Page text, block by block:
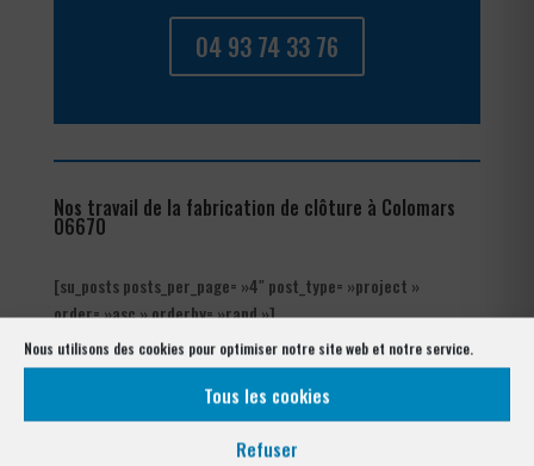
Nous utilisons des cookies pour optimiser notre site web et notre service.
Tous les cookies
Refuser
04 93 74 33 76
Nos travail de la fabrication de clôture à Colomars
06670
[su_posts posts_per_page= »4″ post_type= »project »
order= »asc » orderby= »rand »]
Nos références posés